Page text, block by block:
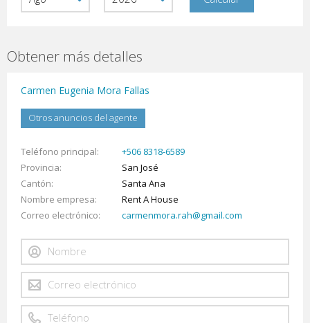
Obtener más detalles
Carmen Eugenia Mora Fallas
Otros anuncios del agente
Teléfono principal
+506 8318-6589
Provincia
San José
Cantón
Santa Ana
Nombre empresa
Rent A House
Correo electrónico
carmenmora.rah@gmail.com